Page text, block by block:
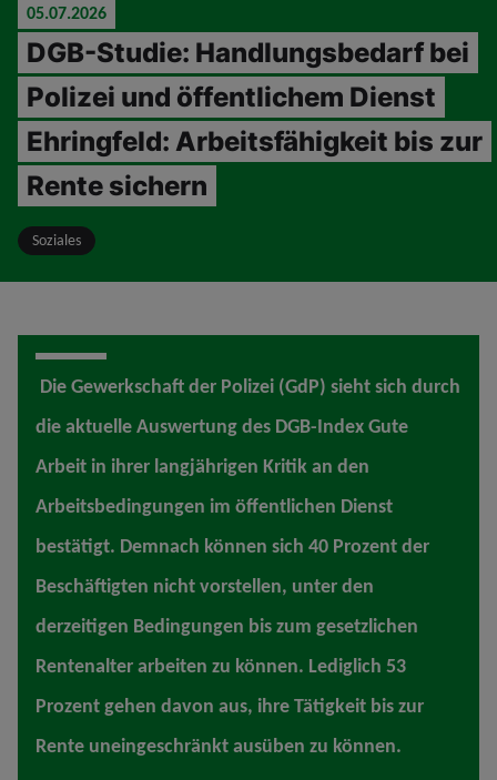
05.07.2026
DGB-Studie: Handlungsbedarf bei
Polizei und öffentlichem Dienst
Ehringfeld: Arbeitsfähigkeit bis zur
Rente sichern
Soziales
Die Gewerkschaft der Polizei (GdP) sieht sich durch
die aktuelle Auswertung des DGB-Index Gute
Arbeit in ihrer langjährigen Kritik an den
Arbeitsbedingungen im öffentlichen Dienst
bestätigt. Demnach können sich 40 Prozent der
Beschäftigten nicht vorstellen, unter den
derzeitigen Bedingungen bis zum gesetzlichen
Rentenalter arbeiten zu können. Lediglich 53
Prozent gehen davon aus, ihre Tätigkeit bis zur
Rente uneingeschränkt ausüben zu können.